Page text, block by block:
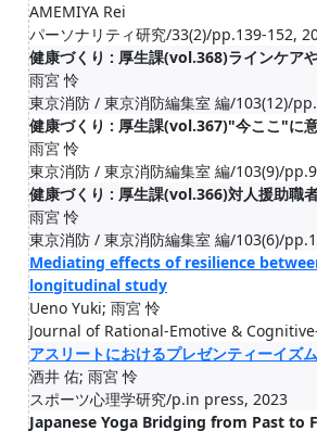
AMEMIYA Rei
パーソナリティ研究/33(2)/pp.139-152,
健康づくり : 厚生課(vol.368)ラインケア
雨宮 怜
東京消防 / 東京消防編集室 編/103(12)/
健康づくり : 厚生課(vol.367)"今ここ"に
雨宮 怜
東京消防 / 東京消防編集室 編/103(9)/
健康づくり : 厚生課(vol.366)対人援助職
雨宮 怜
東京消防 / 東京消防編集室 編/103(6)/
Mediating effects of resilience
longitudinal study
Ueno Yuki; 雨宮 怜
Journal of Rational-Emotive &
アスリートにおけるプレゼンティーイズ
酒井 佑; 雨宮 怜
スポーツ心理学研究/p.in press, 2023
Japanese Yoga Bridging from Past to